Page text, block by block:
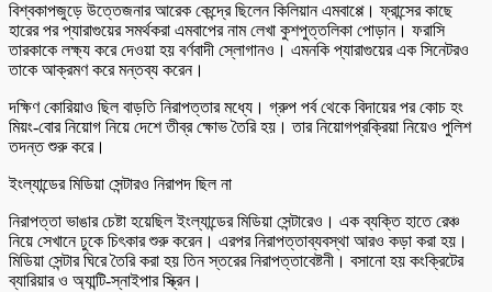
বিশ্বকাপজুড়ে উত্তেজনার আরেক কেন্দ্রে ছিলেন কিলিয়ান এমবাপ্পে। ফ্রান্সের কাছে
হারের পর প্যারাগুয়ের সমর্থকরা এমবাপের নাম লেখা কুশপুত্তলিকা পোড়ান। ফরাসি
তারকাকে লক্ষ্য করে দেওয়া হয় বর্ণবাদী স্লোগানও। এমনকি প্যারাগুয়ের এক সিনেটরও
তাকে আক্রমণ করে মন্তব্য করেন।
দক্ষিণ কোরিয়াও ছিল বাড়তি নিরাপত্তার মধ্যে। গ্রুপ পর্ব থেকে বিদায়ের পর কোচ হং
মিয়ং-বোর নিয়োগ নিয়ে দেশে তীব্র ক্ষোভ তৈরি হয়। তার নিয়োগপ্রক্রিয়া নিয়েও পুলিশ
তদন্ত শুরু করে।
ইংল্যান্ডের মিডিয়া সেন্টারও নিরাপদ ছিল না
নিরাপত্তা ভাঙার চেষ্টা হয়েছিল ইংল্যান্ডের মিডিয়া সেন্টারেও। এক ব্যক্তি হাতে রেঞ্চ
নিয়ে সেখানে ঢুকে চিৎকার শুরু করেন। এরপর নিরাপত্তাব্যবস্থা আরও কড়া করা হয়।
মিডিয়া সেন্টার ঘিরে তৈরি করা হয় তিন স্তরের নিরাপত্তাবেষ্টনী। বসানো হয় কংক্রিটের
ব্যারিয়ার ও অ্যান্টি-স্নাইপার স্ক্রিন।